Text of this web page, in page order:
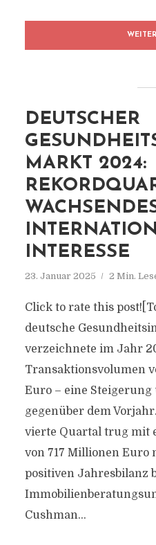
DEUTSCHER
MARKT 2024:
INTERESSE
23. Januar 2025 2 Min.
Click to rate this
deutsche
verzeichnete im Jahr
Transaktionsvolumen
Euro – eine
gegenüber dem
vierte Quartal trug mit
von 717 Millionen Euro
positiven Jahresbilanz
Cushman...